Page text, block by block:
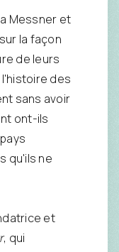
Messner et
la façon
de leurs
des
sans avoir
ont-ils
qu'ils ne
et
, qui